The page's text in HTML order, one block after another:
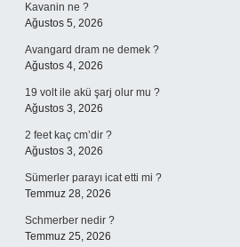
Kavanin ne ?
Ağustos 5, 2026
Avangard dram ne demek ?
Ağustos 4, 2026
19 volt ile akü şarj olur mu ?
Ağustos 3, 2026
2 feet kaç cm’dir ?
Ağustos 3, 2026
Sümerler parayı icat etti mi ?
Temmuz 28, 2026
Schmerber nedir ?
Temmuz 25, 2026